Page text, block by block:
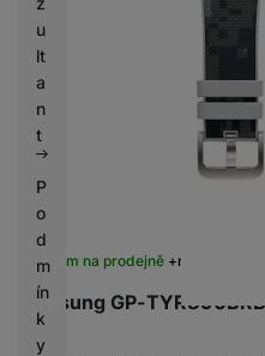
u
lt
a
n
t
P
o
d
m
ín
k
y
Samsung GP-
Grey
Skladem na prodejně na 3